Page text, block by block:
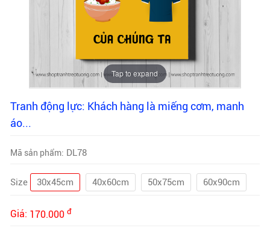
Tap to expand
Tranh động lực: Khách hàng là miếng cơm, manh
áo...
Mã sản phẩm: DL78
Size 30x45cm 40x60cm 50x75cm 60x90cm
Giá: 170.000 đ